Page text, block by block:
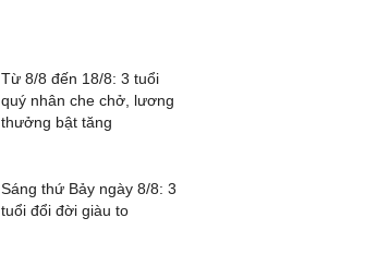
Từ 8/8 đến 18/8: 3 tuổi
quý nhân che chở, lương
thưởng bật tăng
Sáng thứ Bảy ngày 8/8: 3
tuổi đổi đời giàu to